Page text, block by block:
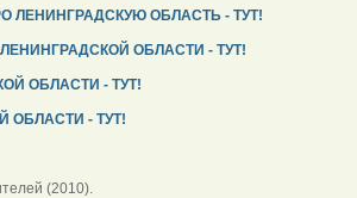
ЛЕНИНГРАДСКУЮ ОБЛАСТЬ - ТУТ!
ОБЛАСТИ - ТУТ!
ОБЛАСТИ - ТУТ!
ОБЛАСТИ - ТУТ!
(2010).